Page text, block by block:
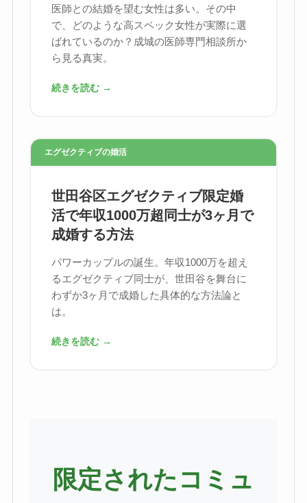
医師との結婚を望む女性は多い。その中
で、どのような高スペック女性が実際に選
ばれているのか？成城の医師専門相談所か
ら見る真実。
続きを読む →
エグゼクティブの婚活
世田谷区エグゼクティブ限定婚
活で年収1000万超同士が3ヶ月で
成婚する方法
パワーカップルの誕生。年収1000万を超え
るエグゼクティブ同士が、世田谷を舞台に
わずか3ヶ月で成婚した具体的な方法論と
は。
続きを読む →
限定されたコミュ